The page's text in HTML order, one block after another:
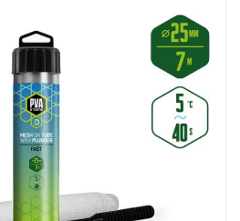
Součástí balení je tuba a
plnění punčochy
se po čase přímo
rozpustí a tak uvolní krmnou
blízkosti nástrahy, čímž
pro kaprovité ryby.
jsou vodou rozpustné,
jen se suchýma rukama, aby
či poškození. Technické
(široká) Délka: 7m Doba
5°C voda